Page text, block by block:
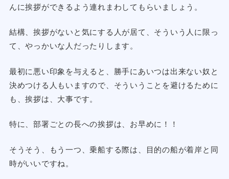
んに挨拶ができるよう連れまわしてもらいましょう。
結構、挨拶がないと気にする人が居て、そういう人に限っ
て、やっかいな人だったりします。
最初に悪い印象を与えると、勝手にあいつは出来ない奴と
決めつける人もいますので、そういうことを避けるために
も、挨拶は、大事です。
特に、部署ごとの長への挨拶は、お早めに！！
そうそう、もう一つ、乗船する際は、目的の船が着岸と同
時がいいですね。